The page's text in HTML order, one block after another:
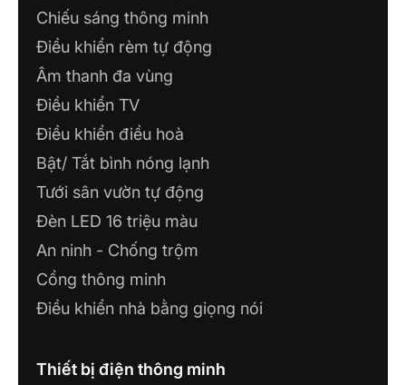
Chiếu sáng thông minh
Điều khiển rèm tự động
Âm thanh đa vùng
Điều khiển TV
Điều khiển điều hoà
Bật/ Tắt bình nóng lạnh
Tưới sân vườn tự động
Đèn LED 16 triệu màu
An ninh - Chống trộm
Cổng thông minh
Điều khiển nhà bằng giọng nói
Thiết bị điện thông minh